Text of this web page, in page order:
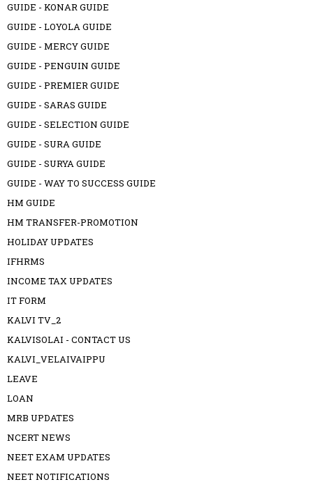
GUIDE - KONAR GUIDE
GUIDE - LOYOLA GUIDE
GUIDE - MERCY GUIDE
GUIDE - PENGUIN GUIDE
GUIDE - PREMIER GUIDE
GUIDE - SARAS GUIDE
GUIDE - SELECTION GUIDE
GUIDE - SURA GUIDE
GUIDE - SURYA GUIDE
GUIDE - WAY TO SUCCESS GUIDE
HM GUIDE
HM TRANSFER-PROMOTION
HOLIDAY UPDATES
IFHRMS
INCOME TAX UPDATES
IT FORM
KALVI TV_2
KALVISOLAI - CONTACT US
KALVI_VELAIVAIPPU
LEAVE
LOAN
MRB UPDATES
NCERT NEWS
NEET EXAM UPDATES
NEET NOTIFICATIONS